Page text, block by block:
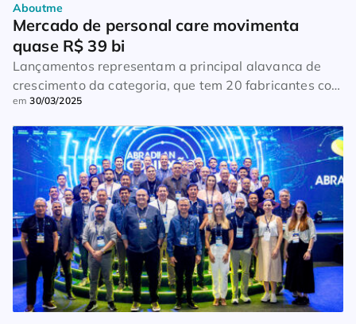
Aboutme
Mercado de personal care movimenta
quase R$ 39 bi
Lançamentos representam a principal alavanca de
crescimento da categoria, que tem 20 fabricantes com
69% da receita
em30/03/2025